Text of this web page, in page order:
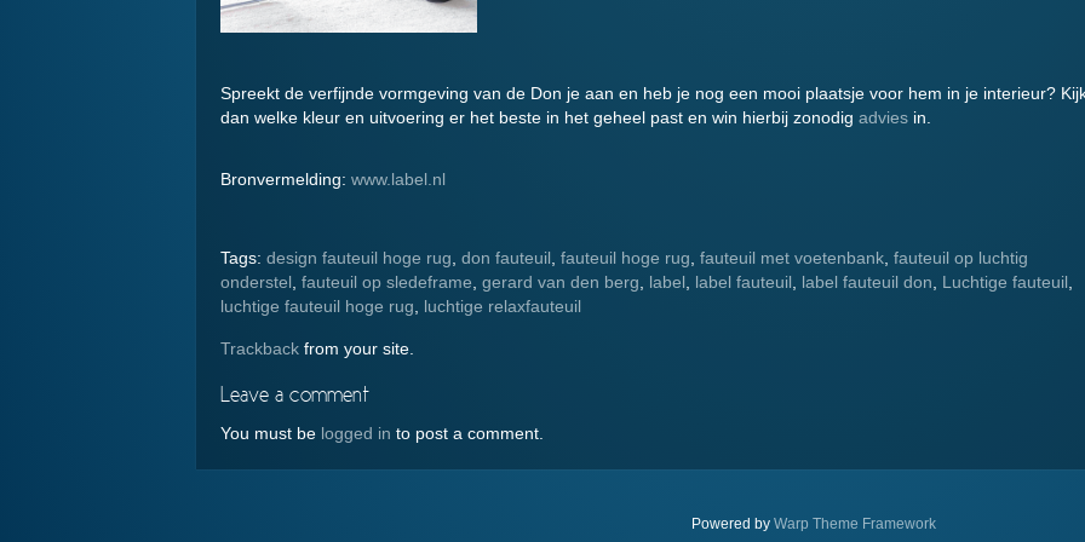
Spreekt de verfijnde vormgeving van de Don je aan en heb je nog een mooi plaatsje voor hem in je interieur?
dan welke kleur en uitvoering er het beste in het geheel past en win hierbij zonodig advies in.
Bronvermelding: www.label.nl
Tags: design fauteuil hoge rug don fauteuil fauteuil hoge rug fauteuil met voetenbank fauteuil op luchtig
onderstel fauteuil op sledeframe gerard van den berg label label fauteuil label fauteuil don Luchtige fauteuil
luchtige fauteuil hoge rug
luchtige relaxfauteuil
Trackback from your site.
Leave a comment
You must be logged in to post a comment.
Powered by Warp Theme Framework